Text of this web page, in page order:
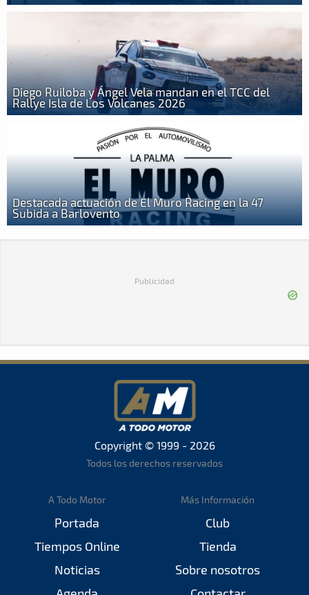
Diego Ruiloba y Ángel Vela mandan en el TCC del
Rallye Isla de Los Volcanes 2026
Destacada actuación de El Muro Racing en la 47
Subida a Barlovento
Publicidad
Copyright © 1999 - 2026
Todos los derechos reservados
A Todo Motor
Portada
Tiempos Online
Noticias
Más Información
Club
Tienda
Sobre nosotros